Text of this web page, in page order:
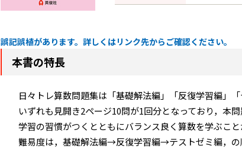
誤記誤植があります。詳しくはリンク先からご確認ください。
本書の特長
日々トレ算数問題集は「基礎解法編」「反復学習編」「
いずれも見開き2ページ10問が1回分となっており，本
学習の習慣がつくとともにバランス良く算数を学ぶこと
難易度は，基礎解法編→反復学習編→テストゼミ編，の